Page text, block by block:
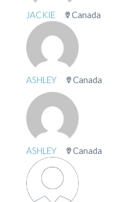
JACKIE Canada
ASHLEY Canada
ASHLEY Canada